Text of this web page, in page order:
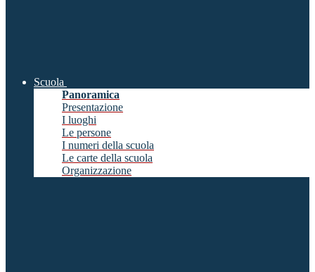
Scuola
Panoramica
Presentazione
I luoghi
Le persone
I numeri della scuola
Le carte della scuola
Organizzazione